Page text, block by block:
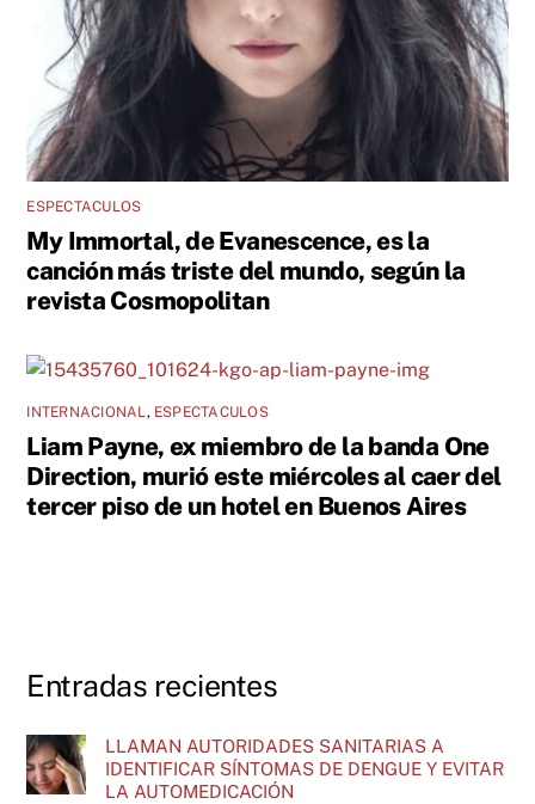
ESPECTACULOS
My Immortal, de Evanescence, es la
canción más triste del mundo, según la
revista Cosmopolitan
INTERNACIONAL, ESPECTACULOS
Liam Payne, ex miembro de la banda One
Direction, murió este miércoles al caer del
tercer piso de un hotel en Buenos Aires
Entradas recientes
LLAMAN AUTORIDADES SANITARIAS A
IDENTIFICAR SÍNTOMAS DE DENGUE Y EVITAR
LA AUTOMEDICACIÓN